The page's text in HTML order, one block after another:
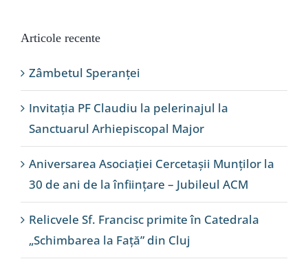
Articole recente
Zâmbetul Speranței
Invitația PF Claudiu la pelerinajul la
Sanctuarul Arhiepiscopal Major
Aniversarea Asociației Cercetașii Munților la
30 de ani de la înființare – Jubileul ACM
Relicvele Sf. Francisc primite în Catedrala
„Schimbarea la Față” din Cluj